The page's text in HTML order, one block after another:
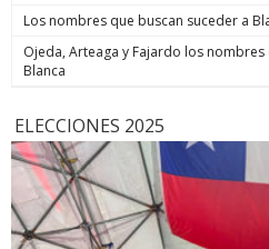
Los nombres que buscan suceder a
Ojeda, Arteaga y Fajardo los
Blanca
ELECCIONES 2025